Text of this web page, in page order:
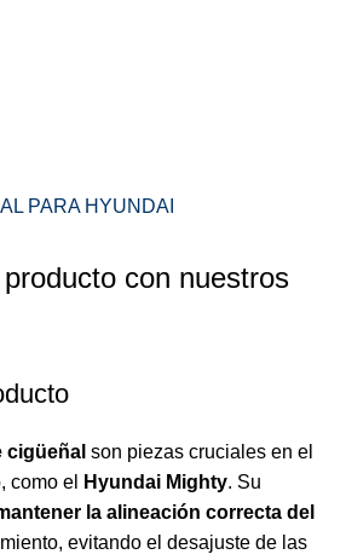
PARA HYUNDAI
con nuestros
cigüeñal son piezas cruciales en el
como el
Hyundai Mighty. Su
la alineación correcta del
evitando el desajuste de las